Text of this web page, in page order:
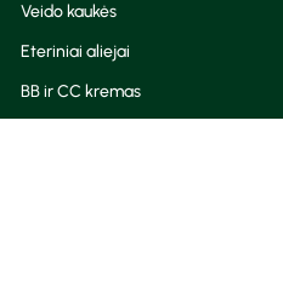
Veido kaukės
Eteriniai aliejai
BB ir CC kremas